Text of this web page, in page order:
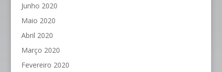
Junho 2020
Maio 2020
Abril 2020
Março 2020
Fevereiro 2020